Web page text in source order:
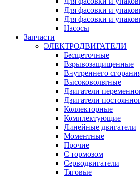
Для фасовки и
Для фасовки и
Насосы
Запчасти
ЭЛЕКТРОДВИГАТЕЛИ
Бесщеточные
Взрывозащищенные
Внутреннего
Высоковольтные
Двигатели
Двигатели
Коллекторные
Комплектующие
Линейные двигатели
Моментные
Прочие
С тормозом
Серводвигатели
Тяговые